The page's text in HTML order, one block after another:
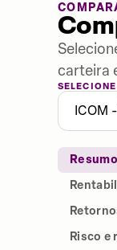
carteira
ICOM
Resumo
Risco e